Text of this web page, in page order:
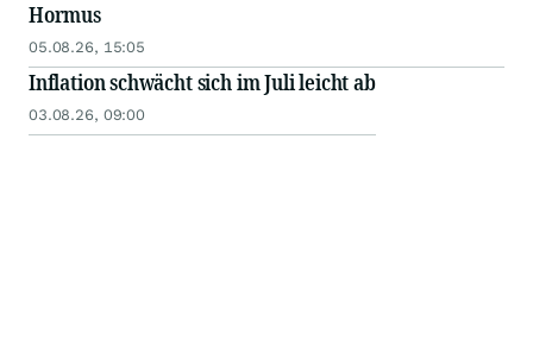
Hormus
05.08.26, 15:05
Inflation schwächt sich im Juli leicht ab
03.08.26, 09:00